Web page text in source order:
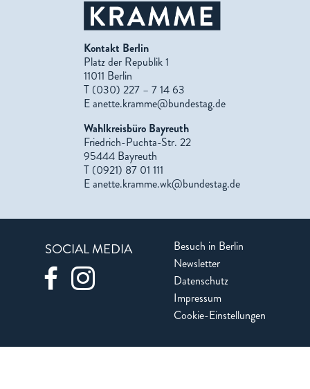
Kontakt Berlin
Platz der Republik 1
11011 Berlin
T (030) 227 – 7 14 63
Eanette.kramme@bundestag.de
Wahlkreisbüro Bayreuth
Friedrich-Puchta-Str. 22
95444 Bayreuth
T (0921) 87 01 111
Eanette.kramme.wk@bundestag.de
SOCIAL MEDIA
Besuch in Berlin
Newsletter
Datenschutz
Impressum
Cookie-Einstellungen